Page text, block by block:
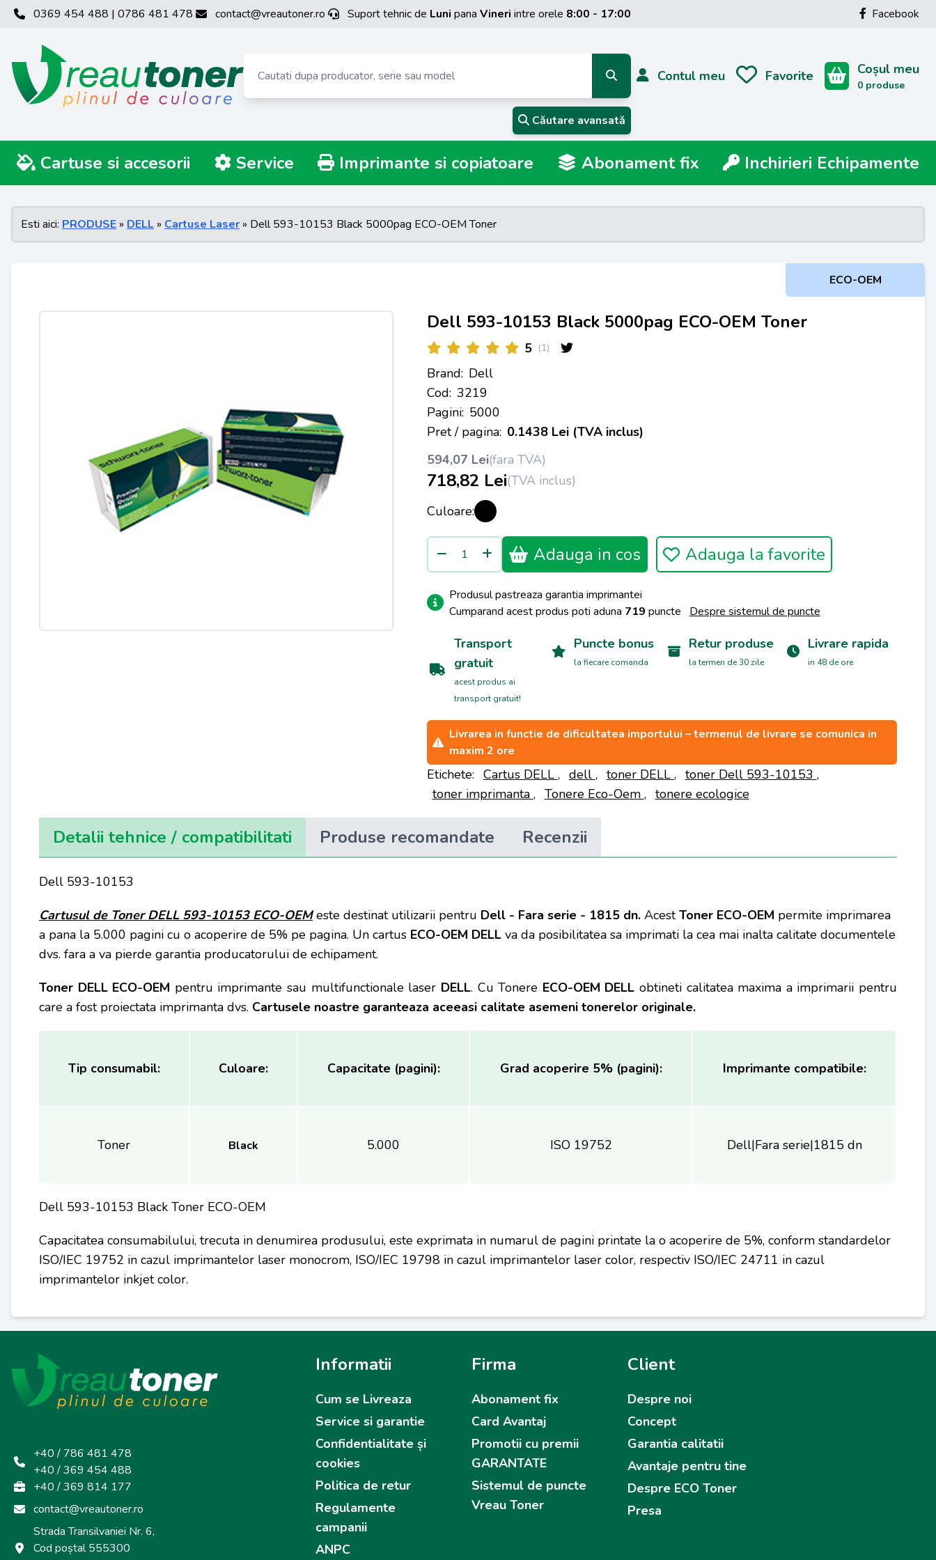
0369 454 488 | 0786 481 478 contact@vreautoner.ro Suport tehnic de Luni pana Vineri intre orele 8:00 - 17:00 Facebook
Căutare avansată
Contul meu Favorite Coșul meu
0 produse
Cartuse si accesorii Service Imprimante si copiatoare Abonament fix Inchirieri Echipamente
Esti aici: PRODUSE » DELL » Cartuse Laser » Dell 593-10153 Black 5000pag ECO-OEM Toner
ECO-OEM
Dell 593-10153 Black 5000pag ECO-OEM Toner
5 (1)
Brand: Dell
Cod: 3219
Pagini: 5000
Pret / pagina: 0.1438 Lei (TVA inclus)
594,07 Lei(fara TVA)
718,82 Lei(TVA inclus)
Culoare:
Adauga in cos Adauga la favorite
Produsul pastreaza garantia imprimantei
Cumparand acest produs poti aduna 719 puncte Despre sistemul de puncte
Transport
gratuit
acest produs ai
transport gratuit!
Puncte bonus
la fiecare comanda
Retur produse
la termen de 30 zile
Livrare rapida
in 48 de ore
Livrarea in functie de dificultatea importului – termenul de livrare se comunica in
maxim 2 ore
Etichete: Cartus DELL , dell , toner DELL , toner Dell 593-10153 ,
toner imprimanta , Tonere Eco-Oem , tonere ecologice
Detalii tehnice / compatibilitati Produse recomandate Recenzii
Dell 593-10153
Cartusul de TonerDELL 593-10153ECO-OEM este destinat utilizarii pentru Dell - Fara serie - 1815 dn. AcestToner ECO-OEM permite imprimarea
a pana la 5.000 pagini cu o acoperire de 5% pe pagina. Un cartus ECO-OEM DELL va da posibilitatea sa imprimati la cea mai inalta calitate documentele
dvs. fara a va pierde garantia producatorului de echipament.
Toner DELLECO-OEM pentru imprimante sau multifunctionale laser DELL. Cu Tonere ECO-OEM DELL obtineti calitatea maxima a imprimarii pentru
care a fost proiectata imprimanta dvs. Cartusele noastre garanteaza aceeasi calitate asemeni tonerelor originale.
Tip consumabil: Culoare: Capacitate (pagini): Grad acoperire 5% (pagini): Imprimante compatibile:
Toner Black 5.000 ISO 19752 Dell|Fara serie|1815 dn
Dell 593-10153 Black Toner ECO-OEM
Capacitatea consumabilului, trecuta in denumirea produsului, este exprimata in numarul de pagini printate la o acoperire de 5%, conform standardelor
ISO/IEC 19752 in cazul imprimantelor laser monocrom, ISO/IEC 19798 in cazul imprimantelor laser color, respectiv ISO/IEC 24711 in cazul
imprimantelor inkjet color.
+40 / 786 481 478
+40 / 369 454 488
+40 / 369 814 177
contact@vreautoner.ro
Strada Transilvaniei Nr. 6,
Cod poștal 555300
Informatii
Cum se Livreaza
Service si garantie
Confidentialitate și
cookies
Politica de retur
Regulamente
campanii
ANPC
Firma
Abonament fix
Card Avantaj
Promotii cu premii
GARANTATE
Sistemul de puncte
Vreau Toner
Client
Despre noi
Concept
Garantia calitatii
Avantaje pentru tine
Despre ECO Toner
Presa